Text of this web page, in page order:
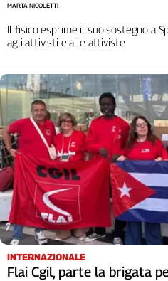
Contatti
La
redazione
Newsletter
Social
Il fisico esprime il suo sostegno a
agli attivisti e alle attiviste
MARTA NICOLETTI
INTERNAZIONALE
Flai Cgil, parte la brigata